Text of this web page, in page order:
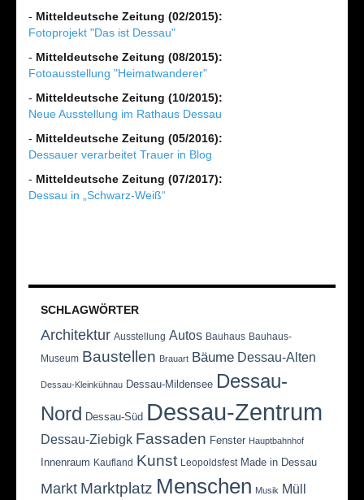
- Mitteldeutsche Zeitung (02/2015):
Fotoprojekt "Das ist Dessau"
- Mitteldeutsche Zeitung (08/2015):
Fotoausstellung "Heimatwanderer"
- Mitteldeutsche Zeitung (10/2015):
Neue Ausstellung im Rathaus Dessau
- Mitteldeutsche Zeitung (05/2016):
Dessauer verarbeitet Trauer in Blog
- Mitteldeutsche Zeitung (07/2017):
Dessau in „Schwarz-Weiß“
SCHLAGWÖRTER
Architektur Ausstellung Autos Bauhaus Bauhaus-
Museum Baustellen Brauart Bäume Dessau-Alten
Dessau-Kleinkühnau Dessau-Mildensee Dessau-
Nord Dessau-Süd Dessau-Zentrum
Dessau-Ziebigk Fassaden Fenster Hauptbahnhof
Innenraum Kaufland Kunst Leopoldsfest Made in Dessau
Markt Marktplatz Menschen Musik Müll